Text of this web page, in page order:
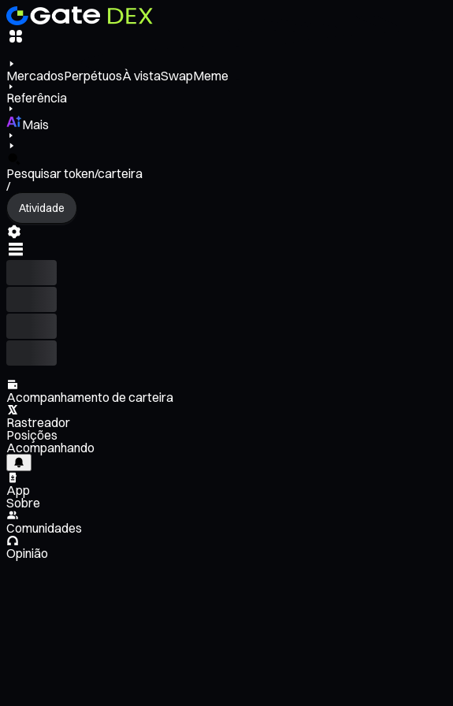
MercadosPerpétuosÀ vistaSwapMeme
Referência
Mais
Pesquisar token/carteira
/
Atividade
Acompanhamento de carteira
Rastreador
Posições
Acompanhando
App
Sobre
Comunidades
Opinião